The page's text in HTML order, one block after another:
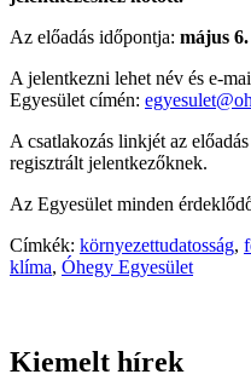
Az előadás időpontja: május 6.
A jelentkezni lehet név és e-
Egyesület címén:
A csatlakozás linkjét az
regisztrált jelentkezőknek.
Az Egyesület minden
Címkék: környezettudatosság,
klíma, Óhegy Egyesület
Kiemelt hírek